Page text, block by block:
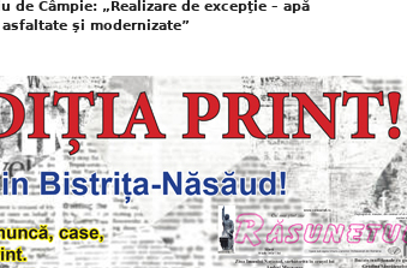
de Câmpie: „Realizare de excepţie – apă
şi modernizate”